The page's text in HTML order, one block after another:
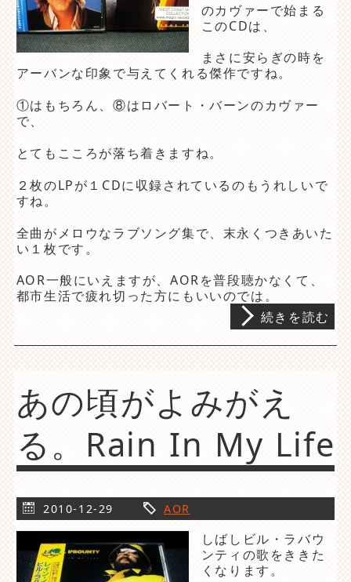
のカヴァーで始まる
このCDは、
まさに安らぎの時を
アーバンな印象で与えてくれる傑作ですね。
①はもちろん、⑧はロバート・バーンのカヴァー
で、
とてもこころが落ち着きますね。
２枚のLPが１CDに収録されているのもうれしいで
すね。
全曲がメロウなラブソング集で、末永くつきあいた
い１枚です。
AOR一般にいえますが、AORを普段聴かなくて、
都市生活で疲れ切った方にもいいのでは。
続きを読む
あの頃がよみがえ
る。Rain In My Life
2010-12-29 AOR
しばしビル・ラバウ
ンティの歌をききた
くなります。